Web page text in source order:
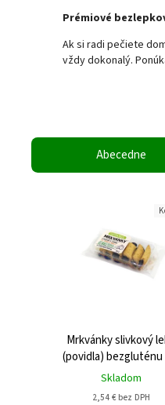
Prémiové
Ak si radi pečiete
vždy dokonalý.
Abecedne
Mrkvánky slivkový
(povidla) bezgluténu
Skladom
2,54 € bez DPH